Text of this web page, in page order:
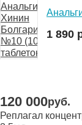
1 890
120 000руб.
Реплагал